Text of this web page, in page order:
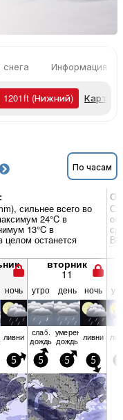
Информация о
1201ft (Нижний) Карты
По часам
сильнее всего во
24°C в
13°C в
целом останется
вторник
11
ночь утро день ночь
ливни слаб.
дождь
умерен.
дождь ливни
5 5 5 5